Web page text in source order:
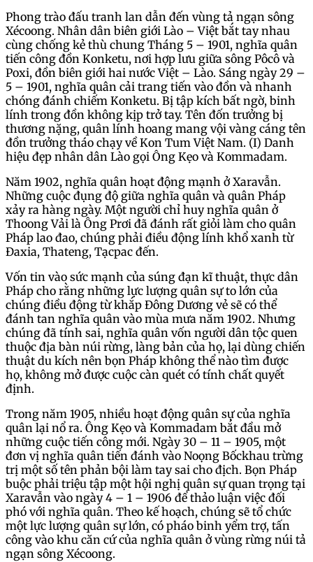
Phong trào đấu tranh lan dẫn đến vùng tả ngạn sông
Xécoong. Nhân dân biên giới Lào – Việt bắt tay nhau
cùng chống kẻ thù chung Tháng 5 – 1901, nghĩa quân
tiến công đồn Konketu, nơi hợp lưu giữa sông Pôcô và
Poxi, đồn biên giới hai nước Việt – Lào. Sáng ngày 29 –
5 – 1901, nghĩa quân cải trang tiến vào đồn và nhanh
chóng đánh chiếm Konketu. Bị tập kích bất ngờ, binh
lính trong đồn không kịp trở tay. Tên đốn trưởng bị
thương nặng, quân lính hoang mang vội vàng cáng tên
đồn trưởng tháo chạy về Kon Tum Việt Nam. (I) Danh
hiệu đẹp nhân dân Lào gọi Ông Kẹo và Kommadam.
Năm 1902, nghĩa quân hoạt động mạnh ở Xaravẫn.
Những cuộc đụng độ giữa nghĩa quân và quân Pháp
xảy ra hàng ngày. Một người chỉ huy nghĩa quân ở
Thoong Vải là Ông Prơi đã đánh rất giỏi làm cho quân
Pháp lao đao, chúng phải điều động lính khổ xanh từ
Đaxia, Thateng, Tạcpac đến.
Vốn tin vào sức mạnh của súng đạn kĩ thuật, thực dân
Pháp cho rằng những lực lượng quân sự to lớn của
chúng điều động từ khắp Đông Dương vẻ sẽ có thể
đánh tan nghĩa quân vào mùa mưa năm 1902. Nhưng
chúng đã tính sai, nghĩa quân vốn người dân tộc quen
thuộc địa bàn núi rừng, làng bản của họ, lại dùng chiến
thuật du kích nên bọn Pháp không thể nào tìm được
họ, không mở được cuộc càn quét có tính chất quyết
định.
Trong năm 1905, nhiều hoạt động quân sự của nghĩa
quân lại nổ ra. Ông Kẹo và Kommadam bắt đầu mở
những cuộc tiến công mới. Ngày 30 – 11 – 1905, một
đơn vị nghĩa quân tiến đánh vào Noọng Bốckhau trừng
trị một số tên phản bội làm tay sai cho địch. Bọn Pháp
buộc phải triệu tập một hội nghị quân sự quan trọng tại
Xaravẫn vào ngày 4 – 1 – 1906 để thảo luận việc đối
phó với nghĩa quân. Theo kế hoạch, chúng sẽ tổ chức
một lực lượng quân sự lớn, có pháo binh yểm trợ, tấn
công vào khu căn cứ của nghĩa quân ở vùng rừng núi tả
ngạn sông Xécoong.